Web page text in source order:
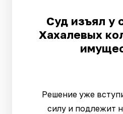
Суд изъял у
Хахалевых
Решение уже
силу и подлежит